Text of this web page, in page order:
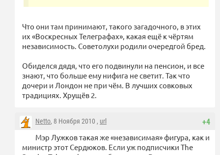
Что они там принимают, такого загадочного, в этих
их «Воскресных Телеграфах», какая ещё к чёртям
независимость. Советолухи родили очередгой бред.
Обиделся дядя, что его подвинули на пенсион, и все
знают, что больше ему нифига не светит. Так что
дочери и Лондон не при чём. В лучших совковых
традициях. Хрущёв 2.
+4
Netto, 8 Ноября 2010 , url
Мэр Лужков такая же «независимая» фигура, как и
министр этот Сердюков. Если уж подписчики The